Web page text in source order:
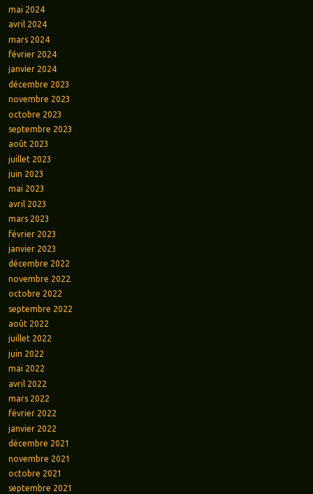
mai 2024
avril 2024
mars 2024
février 2024
janvier 2024
décembre 2023
novembre 2023
octobre 2023
septembre 2023
août 2023
juillet 2023
juin 2023
mai 2023
avril 2023
mars 2023
février 2023
janvier 2023
décembre 2022
novembre 2022
octobre 2022
septembre 2022
août 2022
juillet 2022
juin 2022
mai 2022
avril 2022
mars 2022
février 2022
janvier 2022
décembre 2021
novembre 2021
octobre 2021
septembre 2021